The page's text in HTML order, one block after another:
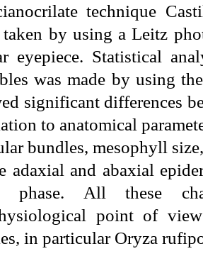
technique
taken by using a Leitz
eyepiece. Statistical
was made by using
significant differences
to anatomical
bundles, mesophyll
adaxial and abaxial
phase. All these
point of
in particular Oryza